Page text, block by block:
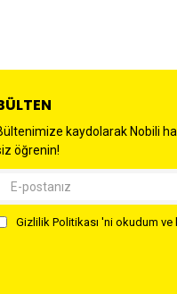
kaydolarak Nobili
öğrenin!
Gizlilik Politikası 'ni okudum ve